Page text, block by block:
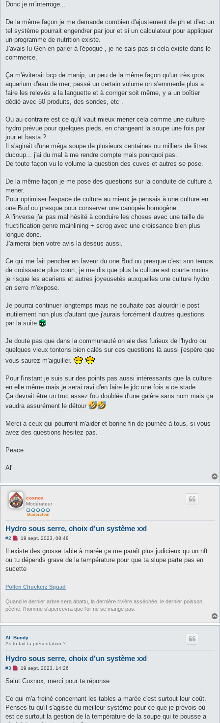
Donc je m'interroge...
De la même façon je me demande combien d'ajustement de ph et d'ec un
tel système pourrait engendrer par jour et si un calculateur pour appliquer
un programme de nutrition existe.
J'avais lu Gen en parler à l'époque , je ne sais pas si cela existe dans le
commerce.
Ça m'éviterait bcp de manip, un peu de la même façon qu'un très gros
aquarium d'eau de mer, passé un certain volume on s'emmerde plus a
faire les relevés a la languette et à corriger soit même, y a un boîtier
dédié avec 50 produits, des sondes, etc .
Ou au contraire est ce qu'il vaut mieux mener cela comme une culture
hydro prévue pour quelques pieds, en changeant la soupe une fois par
jour et basta ?
Il s'agirait d'une méga soupe de plusieurs centaines ou milliers de litres
ducoup... j'ai du mal à me rendre compte mais pourquoi pas.
De toute façon vu le volume la question des cuves et autres se pose.
De la même façon je me pose des questions sur la conduite de culture à
mener.
Pour optimiser l'espace de culture au mieux je pensais à une culture en
one Bud ou presque pour conserver une canopée homogène.
A l'inverse j'ai pas mal hésité à conduire les choses avec une taille de
fructification genre mainlining + scrog avec une croissance bien plus
longue donc.
J'aimerai bien votre avis la dessus aussi.
Ce qui me fait pencher en faveur du one Bud ou presque c'est son temps
de croissance plus court; je me dis que plus la culture est courte moins
je risque les acariens et autres joyeusetés auxquelles une culture hydro
en serre m'expose.
Je pourrai continuer longtemps mais ne souhaite pas alourdir le post
inutilement non plus d'autant que j'aurais forcément d'autres questions
par la suite
Je doute pas que dans la communauté on aie des furieux de l'hydro ou
quelques vieux tontons bien calés sur ces questions là aussi j'espère que
vous saurez m'aiguiller.
Pour l'instant je suis sur des points pas aussi intéressants que la culture
en elle même mais je serai ravi d'en faire le jdc une fois a ce stade.
Ça devrait être un truc assez fou doublée d'une galère sans nom mais ça
vaudra assurément le détour
Merci a ceux qui pourront m'aider et bonne fin de journée à tous, si vous
avez des questions hésitez pas.
Peace
Al'
coxnox
Modérateur
Hydro sous serre, choix d'un système xxl
#2
M
s
a
g
o
n
u
19 sept. 2023, 08:48
Il existe des grosse table à marée ça me paraît plus judicieux qu un nft
ou tu dépends grave de la température pour que ta slupe parte pas en
sucette
Pollen Chuckerz Squad
Quand le dernier arbre sera abattu, la dernière rivière asséchée, le dernier poisson
pêché, l'homme s'apercevra que l'or ne se mange pas.
Al_Bundy
As-tu fait ta présentation ?
Hydro sous serre, choix d'un système xxl
#3
M
s
g
e
n
o
19 sept. 2023, 14:26
Salut Coxnox, merci pour ta réponse .
Ce qui m'a freiné concernant les tables a marée c'est surtout leur coût.
Penses tu qu'il s'agisse du meilleur système pour ce que je prévois où
est ce surtout la gestion de la température de la soupe qui te pousse a